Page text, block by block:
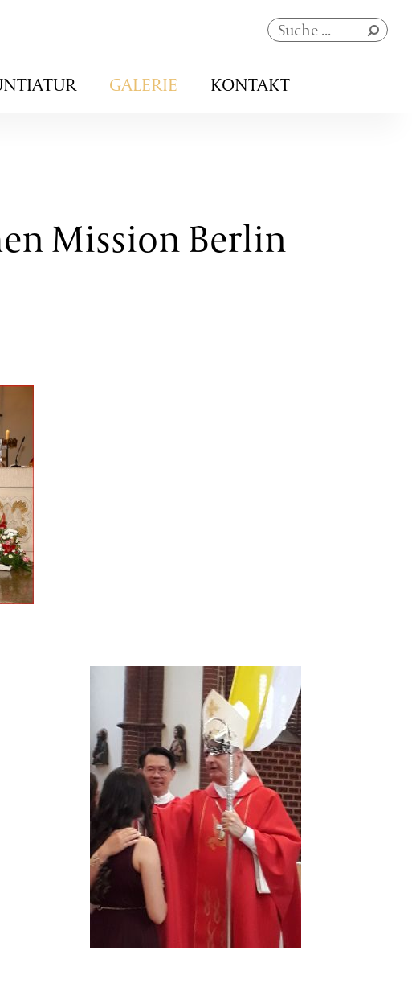
Navigation
überspringen
GALERIE KONTAKT
Mission Berlin